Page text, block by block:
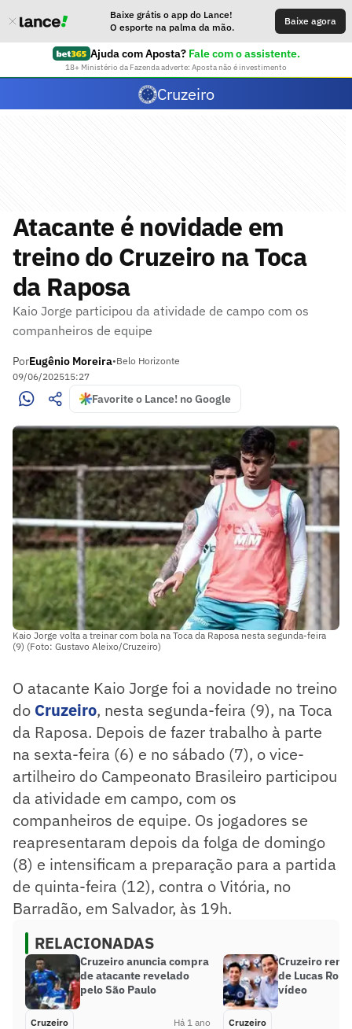
Baixe grátis o app do Lance!
O esporte na palma da mão.
Baixe agora
Ajuda com Aposta? Fale com o assistente.
18+ Ministério da Fazenda adverte: Aposta não é investimento
Cruzeiro
Atacante é novidade em
treino do Cruzeiro na Toca
da Raposa
Kaio Jorge participou da atividade de campo com os
companheiros de equipe
PorEugênio Moreira•Belo Horizonte
09/06/202515:27
Favorite o Lance! no Google
Kaio Jorge volta a treinar com bola na Toca da Raposa nesta segunda-feira
(9) (Foto: Gustavo Aleixo/Cruzeiro)
O atacante Kaio Jorge foi a novidade no treino
do Cruzeiro, nesta segunda-feira (9), na Toca
da Raposa. Depois de fazer trabalho à parte
na sexta-feira (6) e no sábado (7), o vice-
artilheiro do Campeonato Brasileiro participou
da atividade em campo, com os
companheiros de equipe. Os jogadores se
reapresentaram depois da folga de domingo
(8) e intensificam a preparação para a partida
de quinta-feira (12), contra o Vitória, no
Barradão, em Salvador, às 19h.
RELACIONADAS
Cruzeiro anuncia compra
de atacante revelado
pelo São Paulo
Cruzeiro Há 1 ano
Cruzeiro
de Lucas
vídeo
Cruzeiro